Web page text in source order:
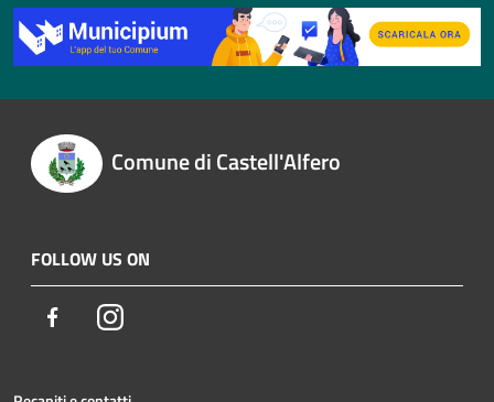
Comune di Castell'Alfero
FOLLOW US ON
FacebookInstagram